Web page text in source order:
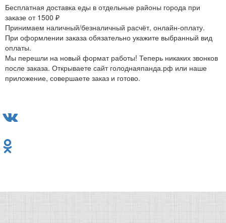
Бесплатная доставка еды в отдельные районы города при
заказе от 1500 ₽
Принимаем наличный/безналичный расчёт, онлайн-оплату.
При оформлении заказа обязательно укажите выбранный вид
оплаты.
Мы перешли на новый формат работы! Теперь никаких звонков
после заказа. Открываете сайт голоднаяпанда.рф или наше
приложение, совершаете заказ и готово.